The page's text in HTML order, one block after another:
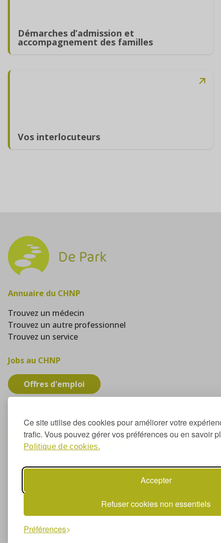
Ce site utilise des cookies pour améliorer votre
trafic. Vous pouvez gérer vos préférences ou en savoir
Politique de cookies.
Accepter
Refuser cookies non essentiels
Préférences
Démarches d’admission et
accompagnement des familles
Vos interlocuteurs
Annuaire du CHNP
Trouvez un médecin
Trouvez un autre professionnel
Trouvez un service
Jobs au CHNP
Offres d'emploi
Trouvez votre bâtiment
© CHNP - Centre Hospitalier Neuro-Psychiatrique 2026
Mentions légales
Politique de cookies